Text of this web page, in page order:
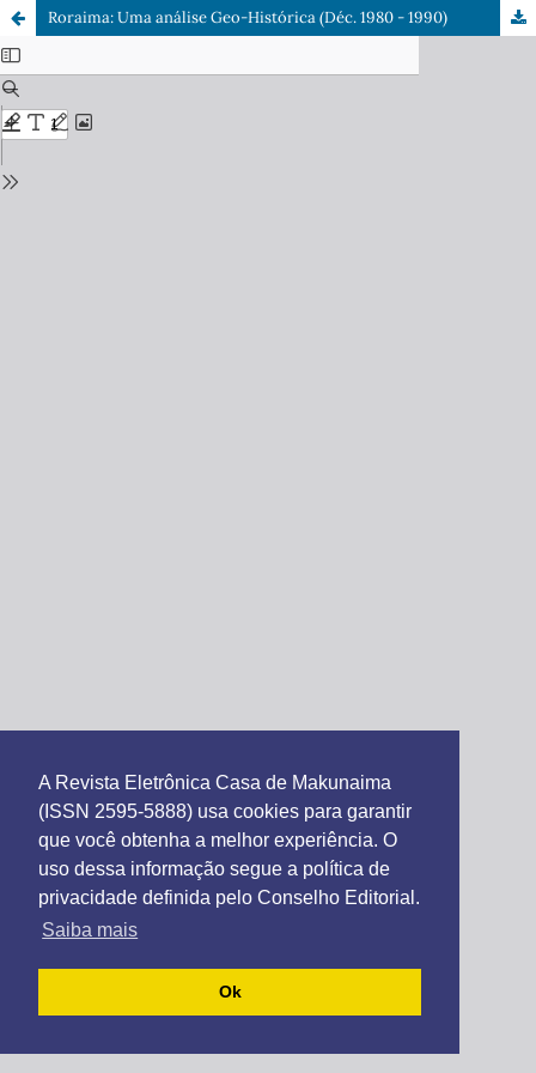
A Revista Eletrônica Casa de Makunaima
(ISSN 2595-5888) usa cookies para garantir
que você obtenha a melhor experiência. O
uso dessa informação segue a política de
privacidade definida pelo Conselho Editorial.
Saiba mais
Ok
Roraima: Uma análise Geo-Histórica (Déc. 1980 - 1990)